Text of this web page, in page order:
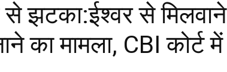
से झटका:ईश्वर से मिलवाने
का मामला, CBI कोर्ट में